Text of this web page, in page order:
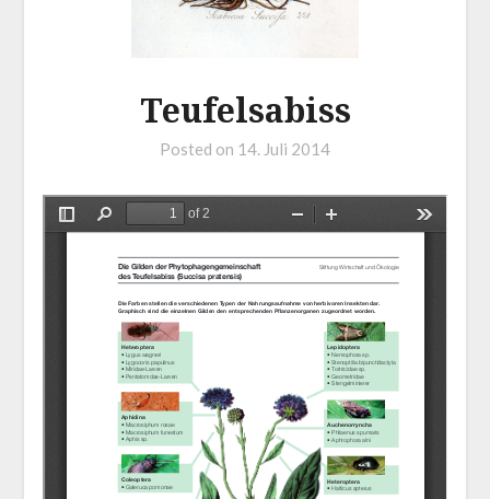
Teufelsabiss
Posted on 14. Juli 2014